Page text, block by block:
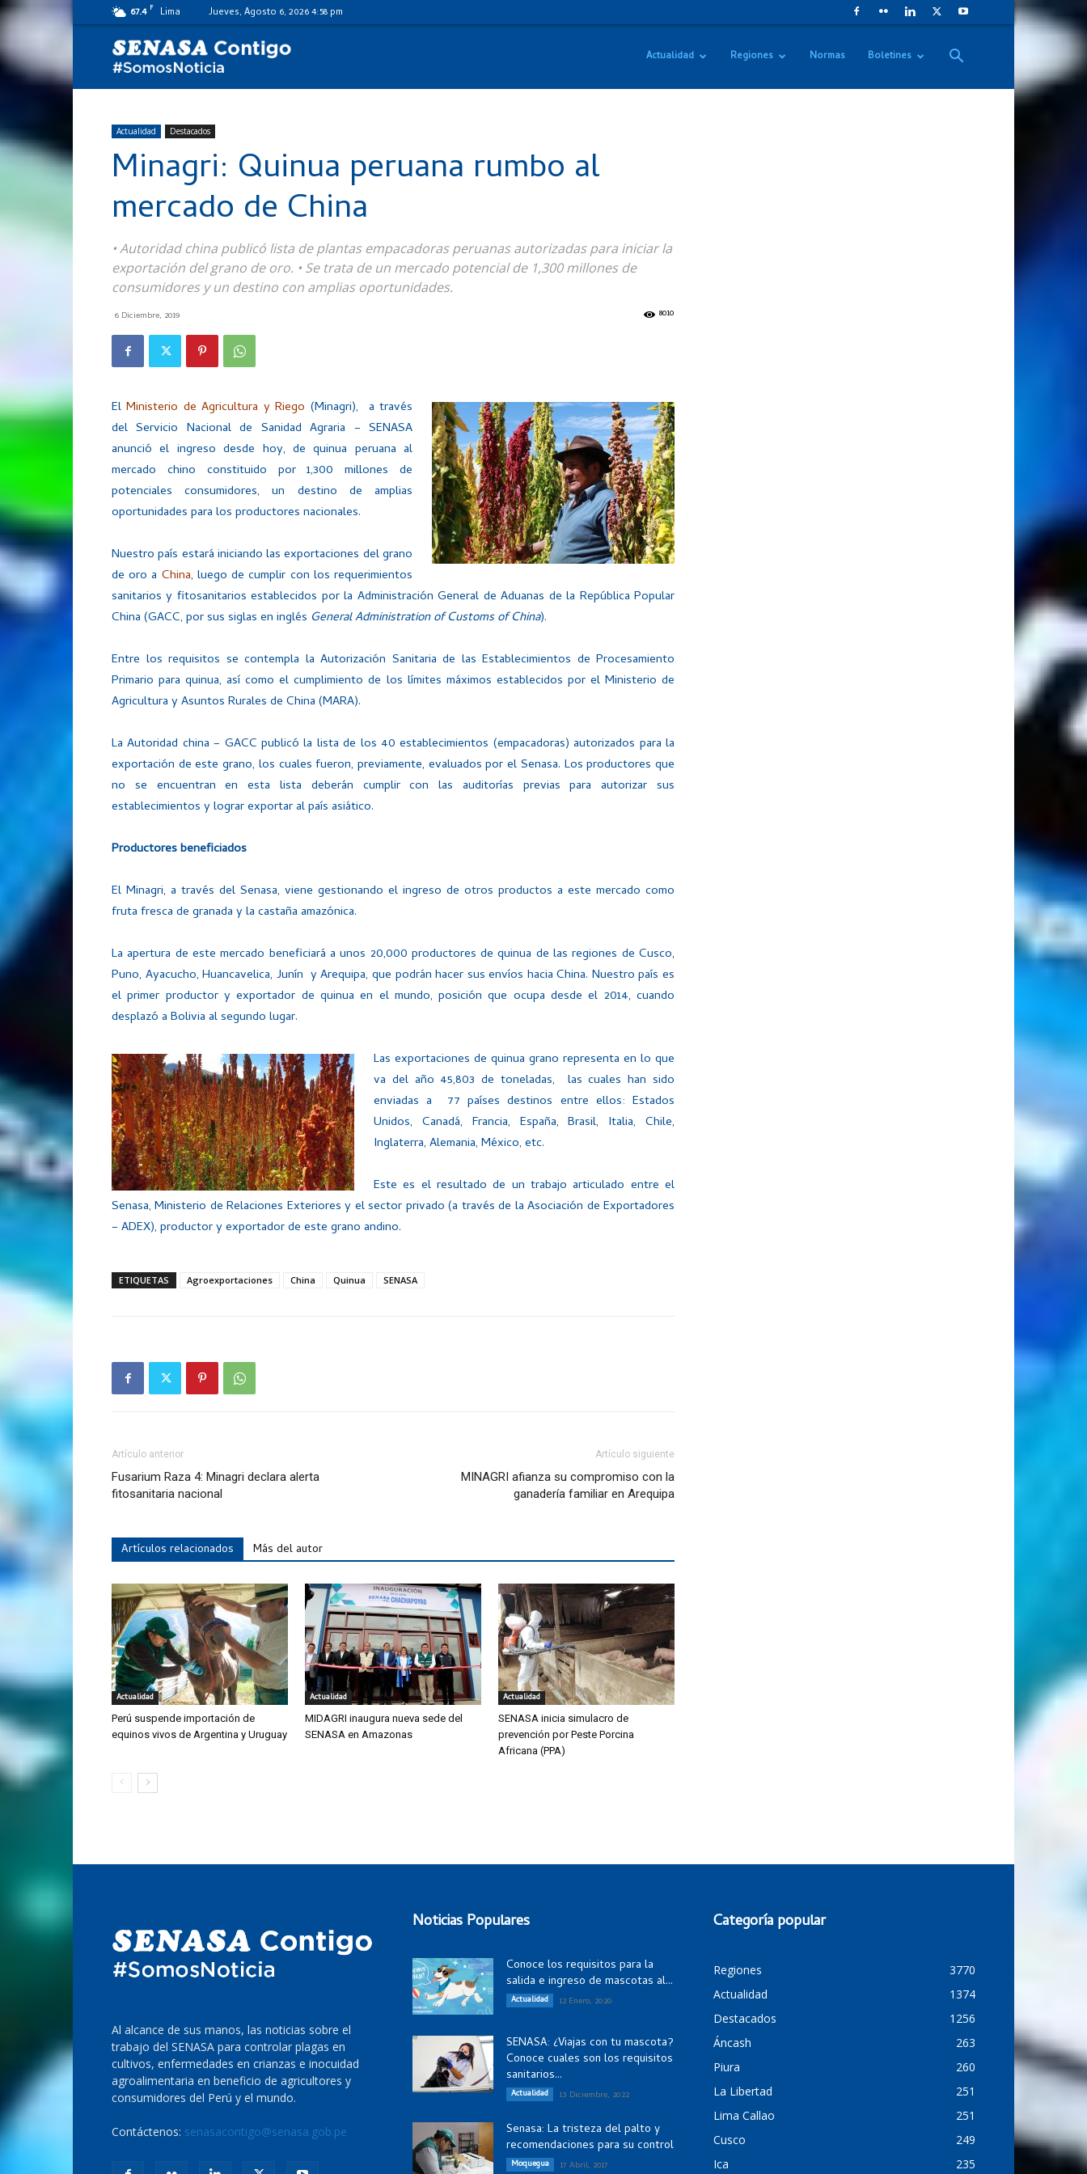
67.4 F Lima Jueves, Agosto 6, 2026 4:58 pm
Actualidad Regiones Normas Boletines
Actualidad Destacados
Minagri: Quinua peruana rumbo al
mercado de China
• Autoridad china publicó lista de plantas empacadoras peruanas autorizadas para iniciar la
exportación del grano de oro. • Se trata de un mercado potencial de 1,300 millones de
consumidores y un destino con amplias oportunidades.
6 Diciembre, 2019 8010
ElMinisterio de Agricultura y Riego (Minagri), a través
del Servicio Nacional de Sanidad Agraria – SENASA
anunció el ingreso desde hoy, de quinua peruana al
mercado chino constituido por 1,300 millones de
potenciales consumidores, un destino de amplias
oportunidades para los productores nacionales.
Nuestro país estará iniciando las exportaciones del grano
de oro a China, luego de cumplir con los requerimientos
sanitarios y fitosanitarios establecidos por la Administración General de Aduanas de la República Popular
China (GACC, por sus siglas en inglés General Administration of Customs of China).
Entre los requisitos se contempla la Autorización Sanitaria de las Establecimientos de Procesamiento
Primario para quinua, así como el cumplimiento de los límites máximos establecidos por el Ministerio de
Agricultura y Asuntos Rurales de China (MARA).
La Autoridad china – GACC publicó la lista de los 40 establecimientos (empacadoras) autorizados para la
exportación de este grano, los cuales fueron, previamente, evaluados por el Senasa. Los productores que
no se encuentran en esta lista deberán cumplir con las auditorías previas para autorizar sus
establecimientos y lograr exportar al país asiático.
Productores beneficiados
El Minagri, a través del Senasa, viene gestionando el ingreso de otros productos a este mercado como
fruta fresca de granada y la castaña amazónica.
La apertura de este mercado beneficiará a unos 20,000 productores de quinua de las regiones de Cusco,
Puno, Ayacucho, Huancavelica, Junín y Arequipa, que podrán hacer sus envíos hacia China. Nuestro país es
el primer productor y exportador de quinua en el mundo, posición que ocupa desde el 2014, cuando
desplazó a Bolivia al segundo lugar.
Las exportaciones de quinua grano representa en lo que
va del año 45,803 de toneladas, las cuales han sido
enviadas a 77 países destinos entre ellos: Estados
Unidos, Canadá, Francia, España, Brasil, Italia, Chile,
Inglaterra, Alemania, México, etc.
Este es el resultado de un trabajo articulado entre el
Senasa, Ministerio de Relaciones Exteriores y el sector privado (a través de la Asociación de Exportadores
– ADEX), productor y exportador de este grano andino.
ETIQUETAS Agroexportaciones China Quinua SENASA
Artículo anterior
Fusarium Raza 4: Minagri declara alerta
fitosanitaria nacional
Artículo siguiente
MINAGRI afianza su compromiso con la
ganadería familiar en Arequipa
Artículos relacionados Más del autor
Actualidad
Perú suspende importación de
equinos vivos de Argentina y Uruguay
Actualidad
MIDAGRI inaugura nueva sede del
SENASA en Amazonas
Actualidad
SENASA inicia simulacro de
prevención por Peste Porcina
Africana (PPA)
Al alcance de sus manos, las noticias sobre el
trabajo del SENASA para controlar plagas en
cultivos, enfermedades en crianzas e inocuidad
agroalimentaria en beneficio de agricultores y
consumidores del Perú y el mundo.
Contáctenos: senasacontigo@senasa.gob.pe
Noticias Populares
Conoce los requisitos para la
salida e ingreso de mascotas al...
Actualidad 12 Enero, 2020
SENASA: ¿Viajas con tu mascota?
Conoce cuales son los requisitos
sanitarios...
Actualidad 13 Diciembre, 2022
Senasa: La tristeza del palto y
recomendaciones para su control
Moquegua 17 Abril, 2017
Categoría popular
Regiones
3770
Actualidad
1374
Destacados
1256
Áncash
263
Piura
260
La Libertad
251
Lima Callao
251
Cusco
249
Ica
235